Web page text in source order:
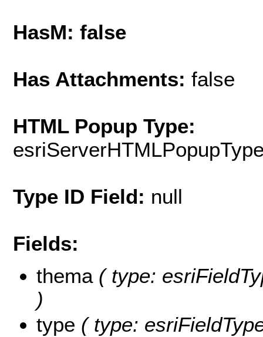
HasM: false
Has Attachments: false
HTML Popup Type:
Type ID Field: null
Fields:
thema ( type:
)
type ( type: